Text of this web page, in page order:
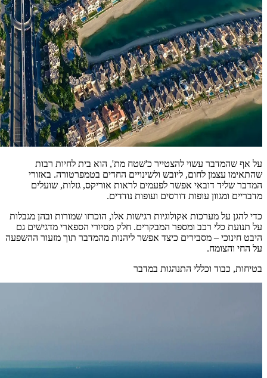
על אף שהמדבר עשוי להצטייר כ'שטח מת', הוא בית לחיות רבות
שהתאימו עצמן לחום, ליובש ולשינויים החדים בטמפרטורה. באזורי
המדבר שליד דובאי אפשר לפעמים לראות אוריקס, גזלות, שועלים
מדבריים ומגוון עופות דורסים ועופות נודדים.
כדי להגן על מערכות אקולוגיות רגישות אלו, הוכרזו שמורות ובהן מגבלות
על תנועת כלי רכב ומספר המבקרים. חלק מסיורי הספארי מדגישים גם
היבט חינוכי – מסבירים כיצד אפשר ליהנות מהמדבר תוך מזעור ההשפעה
על החי והצומח.
בטיחות, כבוד וכללי התנהגות במדבר